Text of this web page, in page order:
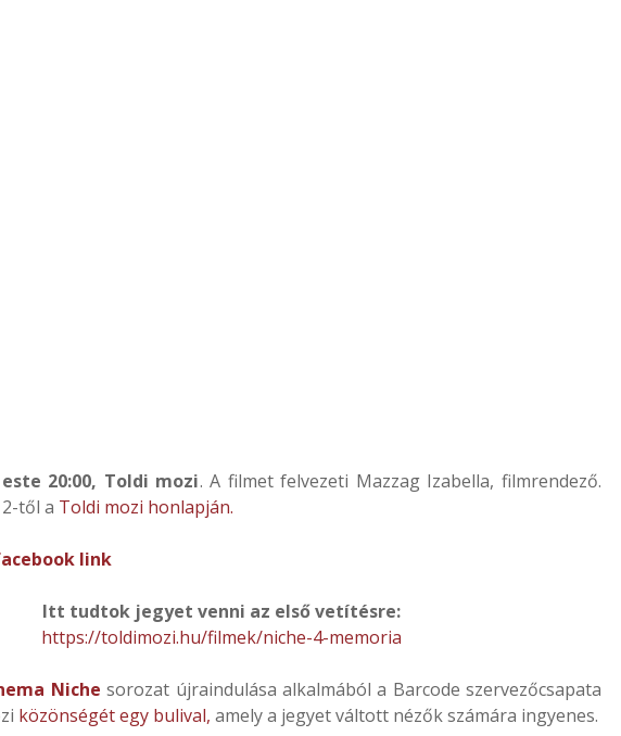
20:00, Toldi mozi. A filmet felvezeti Mazzag Izabella, filmrendező.
től a Toldi mozi honlapján.
link
Itt tudtok jegyet venni az első vetítésre:
https://toldimozi.hu/filmek/niche-4-memoria
Niche sorozat újraindulása alkalmából a Barcode szervezőcsapata
közönségét egy bulival, amely a jegyet váltott nézők számára ingyenes.